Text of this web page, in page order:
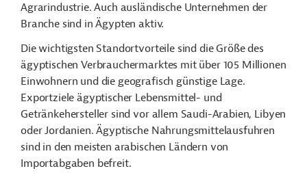
Agrarindustrie. Auch ausländische Unternehmen der
Branche sind in Ägypten aktiv.
Die wichtigsten Standortvorteile sind die Größe des
ägyptischen Verbrauchermarktes mit über 105 Millionen
Einwohnern und die geografisch günstige Lage.
Exportziele ägyptischer Lebensmittel- und
Getränkehersteller sind vor allem Saudi-Arabien, Libyen
oder Jordanien. Ägyptische Nahrungsmittelausfuhren
sind in den meisten arabischen Ländern von
Importabgaben befreit.